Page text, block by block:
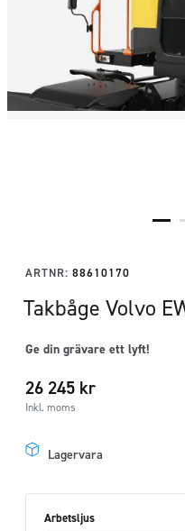
ARTNR: 88610170
Takbåge Volvo
Ge din grävare ett lyft!
26 245 kr
Inkl. moms
Lagervara
Arbetsljus